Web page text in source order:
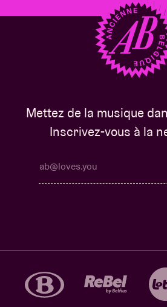
Mettez de la musique
Inscrivez-vous à la